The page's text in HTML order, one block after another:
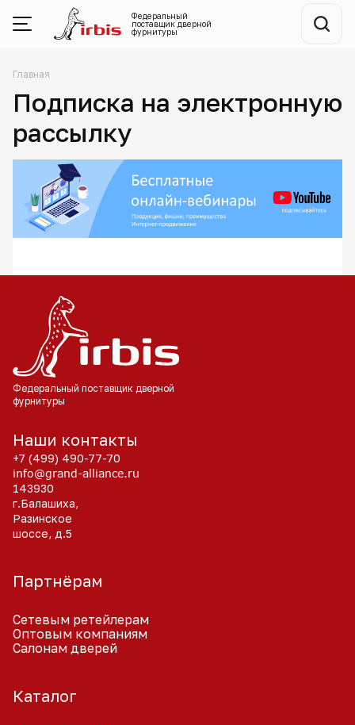
Федеральный
поставщик дверной
фурнитуры
Главная
Подписка на электронную
рассылку
Федеральный поставщик дверной
фурнитуры
Наши контакты
+7 (499) 490-77-70
info@grand-alliance.ru
143930
г.Балашиха,
Разинское
шоссе, д.5
Партнёрам
Сетевым ретейлерам
Оптовым компаниям
Салонам дверей
Каталог